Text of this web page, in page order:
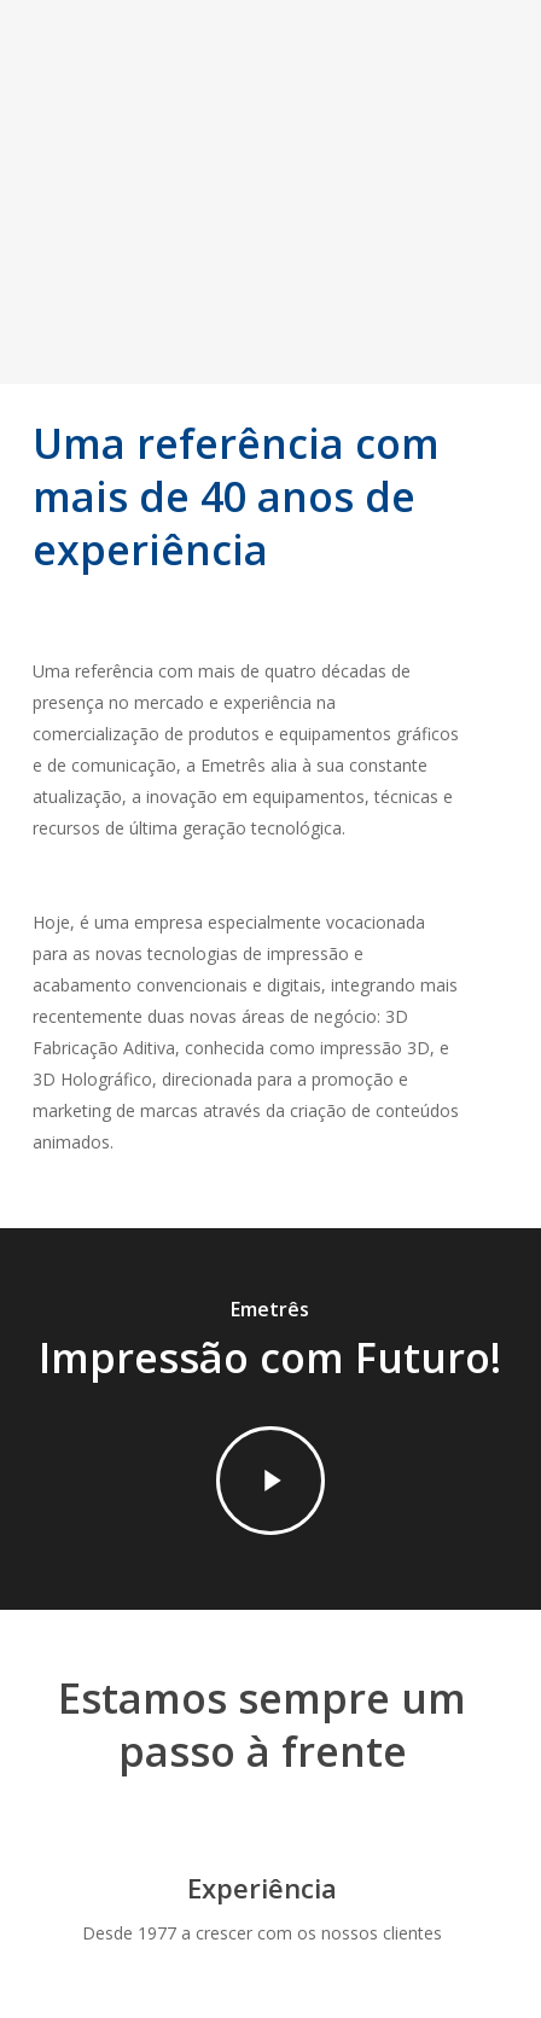
Uma referência com
mais de 40 anos de
experiência
Uma referência com mais de quatro décadas de
presença no mercado e experiência na
comercialização de produtos e equipamentos gráficos
e de comunicação, a Emetrês alia à sua constante
atualização, a inovação em equipamentos, técnicas e
recursos de última geração tecnológica.
Hoje, é uma empresa especialmente vocacionada
para as novas tecnologias de impressão e
acabamento convencionais e digitais, integrando mais
recentemente duas novas áreas de negócio: 3D
Fabricação Aditiva, conhecida como impressão 3D, e
3D Holográfico, direcionada para a promoção e
marketing de marcas através da criação de conteúdos
animados.
Emetrês
Impressão com Futuro!
Play
Video
Estamos sempre um
passo à frente
Experiência
Desde 1977 a crescer com os nossos clientes